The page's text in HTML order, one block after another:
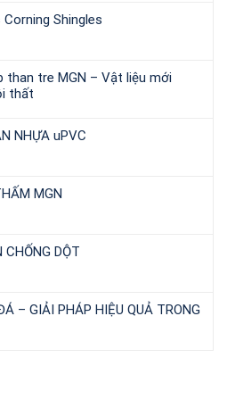
Shingles
than tre MGN – Vật liệu mới
thất
NHỰA uPVC
MGN
CHỐNG DỘT
– GIẢI PHÁP HIỆU QUẢ TRONG